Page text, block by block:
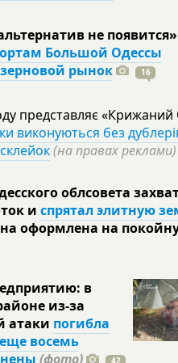
не
Большой Одессы
рынок
16
представляє «Крижаний
виконуються без
(на правах реклами)
облсовета
и спрятал элитную
оформлена на
в
из-за
атаки погибла
восемь
(фото) 42